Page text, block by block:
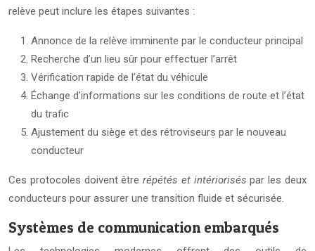
relève peut inclure les étapes suivantes :
Annonce de la relève imminente par le conducteur principal
Recherche d’un lieu sûr pour effectuer l’arrêt
Vérification rapide de l’état du véhicule
Échange d’informations sur les conditions de route et l’état
du trafic
Ajustement du siège et des rétroviseurs par le nouveau
conducteur
Ces protocoles doivent êtrerépétés et intérioriséspar les deux
conducteurs pour assurer une transition fluide et sécurisée.
Systèmes de communication embarqués